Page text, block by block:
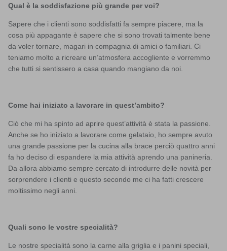
Qual è la soddisfazione più grande per voi?
Sapere che i clienti sono soddisfatti fa sempre piacere, ma la
cosa più appagante è sapere che si sono trovati talmente bene
da voler tornare, magari in compagnia di amici o familiari. Ci
teniamo molto a ricreare un’atmosfera accogliente e vorremmo
che tutti si sentissero a casa quando mangiano da noi.
Come hai iniziato a lavorare in quest’ambito?
Ciò che mi ha spinto ad aprire quest’attività è stata la passione.
Anche se ho iniziato a lavorare come gelataio, ho sempre avuto
una grande passione per la cucina alla brace perciò quattro anni
fa ho deciso di espandere la mia attività aprendo una panineria.
Da allora abbiamo sempre cercato di introdurre delle novità per
sorprendere i clienti e questo secondo me ci ha fatti crescere
moltissimo negli anni.
Quali sono le vostre specialità?
Le nostre specialità sono la carne alla griglia e i panini speciali,